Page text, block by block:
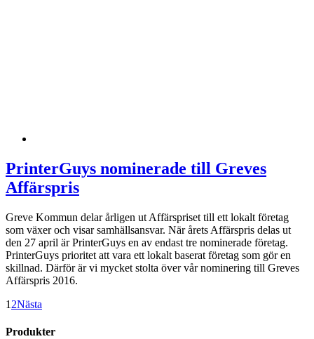
PrinterGuys nominerade till Greves
Affärspris
Greve Kommun delar årligen ut Affärspriset till ett lokalt företag
som växer och visar samhällsansvar. När årets Affärspris delas ut
den 27 april är PrinterGuys en av endast tre nominerade företag.
PrinterGuys prioritet att vara ett lokalt baserat företag som gör en
skillnad. Därför är vi mycket stolta över vår nominering till Greves
Affärspris 2016.
1 2Nästa
Produkter